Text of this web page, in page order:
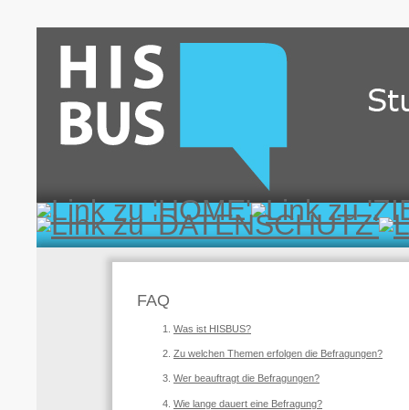
FAQ
Was ist HISBUS?
Zu welchen Themen erfolgen die Befragungen?
Wer beauftragt die Befragungen?
Wie lange dauert eine Befragung?